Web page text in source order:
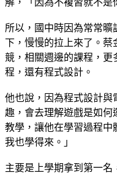
所以，國中時因為常常曠
下，慢慢的拉上來了。蔡
競，相關週邊的課程，
程，還有程式設計。
他也說，因為程式設計與
趣，會去理解遊戲是如何
教學，讓他在學習過程中
我也學得來。」
主要是上學期拿到第一名